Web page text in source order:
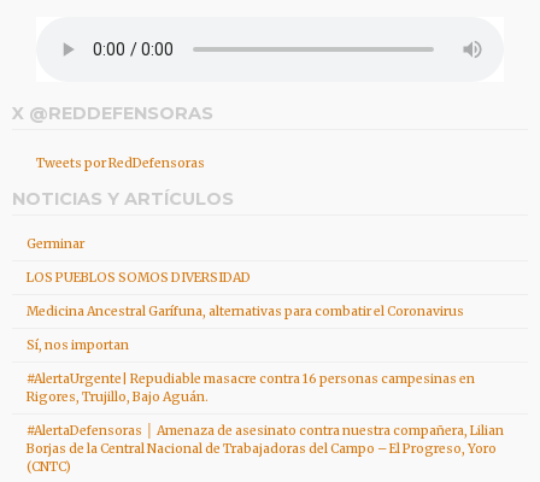
X @REDDEFENSORAS
Tweets por RedDefensoras
NOTICIAS Y ARTÍCULOS
Germinar
LOS PUEBLOS SOMOS DIVERSIDAD
Medicina Ancestral Garífuna, alternativas para combatir el Coronavirus
Sí, nos importan
#AlertaUrgente| Repudiable masacre contra 16 personas campesinas en
Rigores, Trujillo, Bajo Aguán.
#AlertaDefensoras │ Amenaza de asesinato contra nuestra compañera, Lilian
Borjas de la Central Nacional de Trabajadoras del Campo – El Progreso, Yoro
(CNTC)